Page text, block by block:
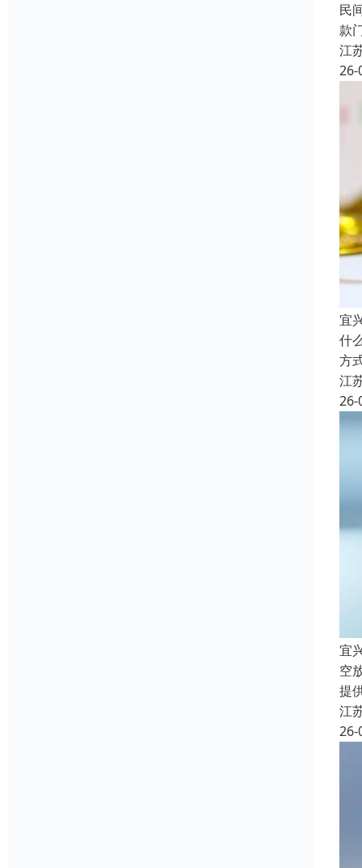
民
款
江
26-
宜
什
方
江
26-
宜
空
提
江
26-